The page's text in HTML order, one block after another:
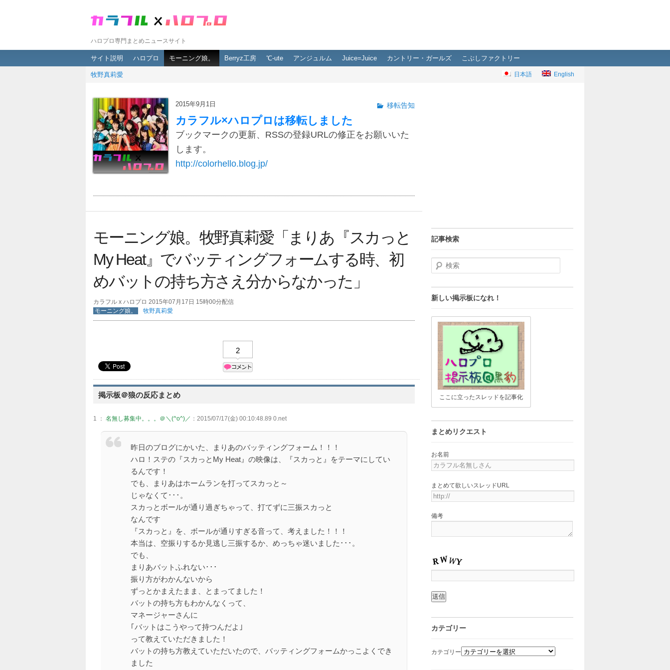
ハロプロ専門まとめニュースサイト
サイト説明 ハロプロ モーニング娘。 Berryz工房 ℃-ute アンジュルム Juice=Juice カントリー・ガールズ こぶしファクトリー
牧野真莉愛 日本語 English
2015年9月1日 移転告知
カラフル×ハロプロは移転しました
ブックマークの更新、RSSの登録URLの修正をお願いいた
します。
http://colorhello.blog.jp/
モーニング娘。牧野真莉愛「まりあ『スカっと
My Heat』でバッティングフォームする時、初
めバットの持ち方さえ分からなかった」
カラフル x ハロプロ 2015年07月17日 15時00分配信
モーニング娘。
牧野真莉愛
2
掲示板＠狼の反応まとめ
1 ： 名無し募集中。。。＠＼(^o^)／ ：2015/07/17(金) 00:10:48.89 0.net
昨日のブログにかいた、まりあのバッティングフォーム！！！
ハロ！ステの『スカっとMy Heat』の映像は、『スカっと』をテーマにしてい
るんです！
でも、まりあはホームランを打ってスカっと～
じゃなくて･･･。
スカっとボールが通り過ぎちゃって、打てずに三振スカっと
なんです
『スカっと』を、ボールが通りすぎる音って、考えました！！！
本当は、空振りするか見逃し三振するか、めっちゃ迷いました･･･。
でも、
まりあバットふれない･･･
振り方がわかんないから
ずっとかまえたまま、とまってました！
バットの持ち方もわかんなくって、
マネージャーさんに
｢バットはこうやって持つんだよ｣
って教えていただきました！
バットの持ち方教えていただいたので、バッティングフォームかっこよくでき
ました
記事検索
検索
新しい掲示板になれ！
ここに立ったスレッドを記事化
まとめリクエスト
お名前
まとめて欲しいスレッドURL
備考
カテゴリー
カテゴリー